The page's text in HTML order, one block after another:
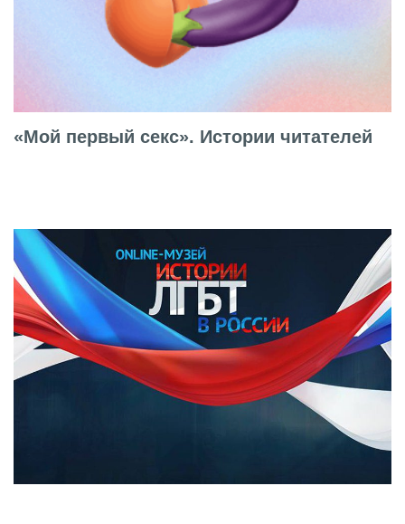
«Мой первый секс». Истории читателей